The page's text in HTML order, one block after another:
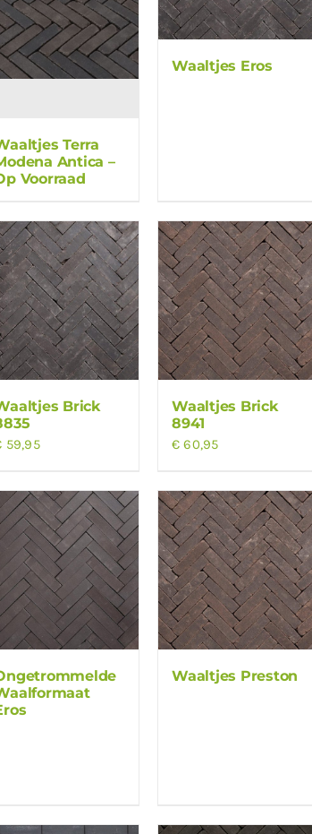
Terra
Antica –
Voorraad
Waaltjes Eros
Brick
59,95
Waaltjes Brick
8941
€ 60,95
Waaltjes Preston